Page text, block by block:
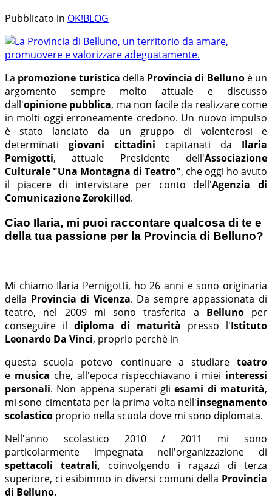
Pubblicato in OK!BLOG
La promozione turistica della Provincia di Bellunoè un
argomento sempre molto attuale e discusso
dall'opinione pubblica, ma non facile da realizzare come
in molti oggi erroneamente credono. Un nuovo impulso
è stato lanciato da un gruppo di
volenterosi e
determinati giovani cittadini capitanati da Ilaria
Pernigotti, attuale Presidente dell'Associazione
Culturale "Una Montagna di Teatro", che oggi ho avuto
il piacere di intervistare per conto dell'Agenzia di
Comunicazione Zerokilled.
Ciao Ilaria, mi puoi raccontare qualcosa di te e
della tua passione per la Provincia di Belluno?
Mi chiamo Ilaria Pernigotti, ho 26 anni e sono originaria
della Provincia di Vicenza. Da sempre appassionata di
teatro, nel 2009 mi sono trasferita a Bellunoper
conseguire il diploma di maturità presso l'Istituto
Leonardo Da Vinci, proprio perchè in
questa scuola potevo continuare a studiare teatro
e musica che, all'epoca rispecchiavano i miei interessi
personali. Non appena superati gliesami di maturità,
mi sono cimentata per la prima volta nell'insegnamento
scolastico proprio nella scuola dove mi sono diplomata.
Nell'anno scolastico 2010 / 2011 mi sono
particolarmente impegnata nell'organizzazione di
spettacoli teatrali, coinvolgendo i ragazzi di terza
superiore, ci esibimmo in diversi comuni della Provincia
di Belluno.